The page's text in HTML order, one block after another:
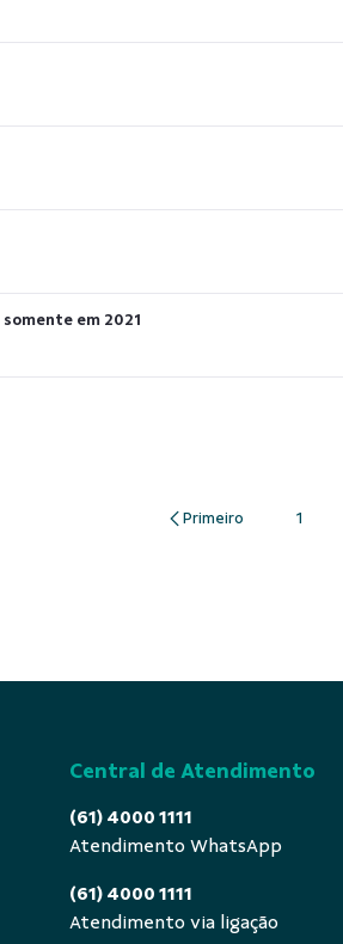
em 2021
Página
1
Central de Atendimento
(61) 4000 1111
Atendimento WhatsApp
(61) 4000 1111
Atendimento via ligação